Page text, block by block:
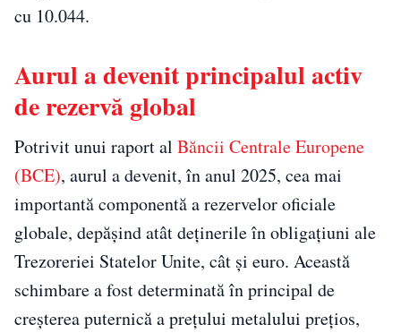
cu 10.044.
Aurul a devenit principalul activ
de rezervă global
Potrivit unui raport al Băncii Centrale Europene
(BCE), aurul a devenit, în anul 2025, cea mai
importantă componentă a rezervelor oficiale
globale, depășind atât deținerile în obligațiuni ale
Trezoreriei Statelor Unite, cât și euro. Această
schimbare a fost determinată în principal de
creșterea puternică a prețului metalului prețios,